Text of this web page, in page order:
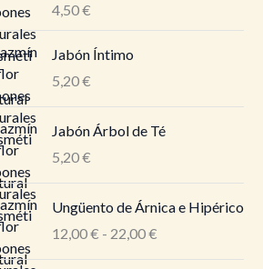
4,50€
Jabón Íntimo
5,20€
Jabón Árbol de Té
5,20€
Ungüento de Árnica e Hipérico
12,00€ - 22,00€
a
n
g